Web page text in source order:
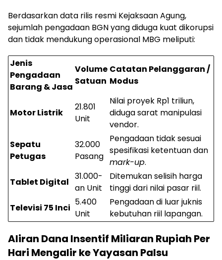
Berdasarkan data rilis resmi Kejaksaan Agung,
sejumlah pengadaan BGN yang diduga kuat dikorupsi
dan tidak mendukung operasional MBG meliputi:
Jenis
Pengadaan
Barang & Jasa
Volume
Satuan
Catatan Pelanggaran /
Modus
Motor Listrik
21.801
Unit
Nilai proyek Rp1 triliun,
diduga sarat manipulasi
vendor.
Sepatu
Petugas
32.000
Pasang
Pengadaan tidak sesuai
spesifikasi ketentuan dan
mark-up.
Tablet Digital
31.000-
an Unit
Ditemukan selisih harga
tinggi dari nilai pasar riil.
Televisi 75 Inci
5.400
Unit
Pengadaan di luar juknis
kebutuhan riil lapangan.
Aliran Dana Insentif Miliaran Rupiah Per
Hari Mengalir ke Yayasan Palsu